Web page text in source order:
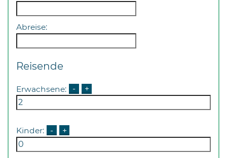
und
außerhalb
Öffnungszeiten
Abreise:
Reisende
Erwachsene: - +
Kinder: - +